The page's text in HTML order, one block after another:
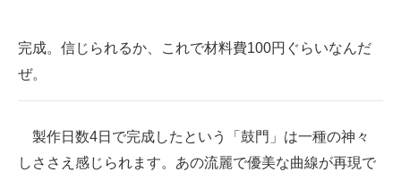
完成。信じられるか、これで材料費100円ぐらいなんだ
ぜ。
製作日数4日で完成したという「鼓門」は一種の神々
しささえ感じられます。あの流麗で優美な曲線が再現で